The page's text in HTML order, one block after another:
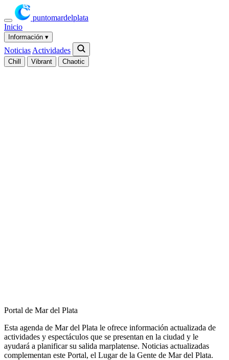
puntomardelplata
Inicio
Información ▾
Noticias Actividades
Chill Vibrant Chaotic
Portal de Mar del Plata
Esta agenda de Mar del Plata le ofrece información actualizada de
actividades y espectáculos que se presentan en la ciudad y le
ayudará a planificar su salida marplatense. Noticias actualizadas
complementan este Portal, el Lugar de la Gente de Mar del Plata.